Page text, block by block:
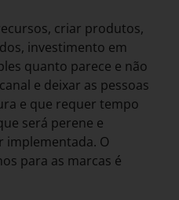
criar produtos,
investimento em
quanto parece e não
e deixar as pessoas
e que requer tempo
será perene e
implementada. O
para as marcas é